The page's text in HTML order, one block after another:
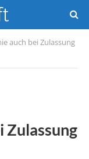
auch bei Zulassung
Zulassung